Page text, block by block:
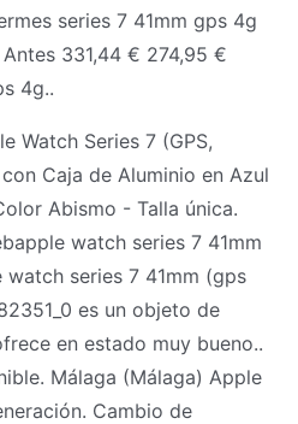
series 7 41mm gps 4g
331,44 € 274,95 €
4g..
Watch Series 7 (GPS,
Caja de Aluminio en Azul
Abismo - Talla única.
watch series 7 41mm
series 7 41mm (gps
es un objeto de
en estado muy bueno..
Málaga (Málaga) Apple
Cambio de